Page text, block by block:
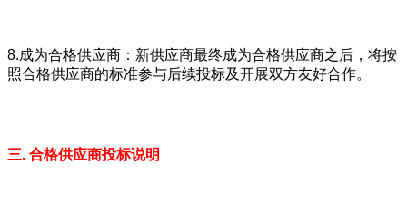
8.成为合格供应商：新供应商最终成为合格供应商之后，将按
照合格供应商的标准参与后续投标及开展双方友好合作。
三. 合格供应商投标说明